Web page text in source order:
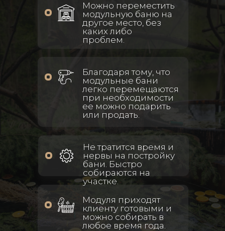
Можно переместить
модульную баню на
другое место, без
каких либо
проблем.
Благодаря тому, что
модульные бани
легко перемещаются
при необходимости
ее можно подарить
или продать.
Не тратится время и
нервы на постройку
бани. Быстро
собираются на
участке.
Модуля приходят
клиенту готовыми и
можно собирать в
любое время года.